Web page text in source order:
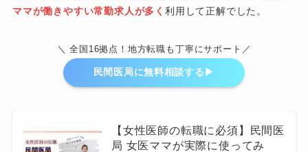
ママが働きやすい常勤求人が多く利用して正解でした。
＼ 全国16拠点！地方転職も丁寧にサポート／
民間医局に無料相談する▶︎
【女性医師の転職に必須】民間医
局 女医ママが実際に使ってみ